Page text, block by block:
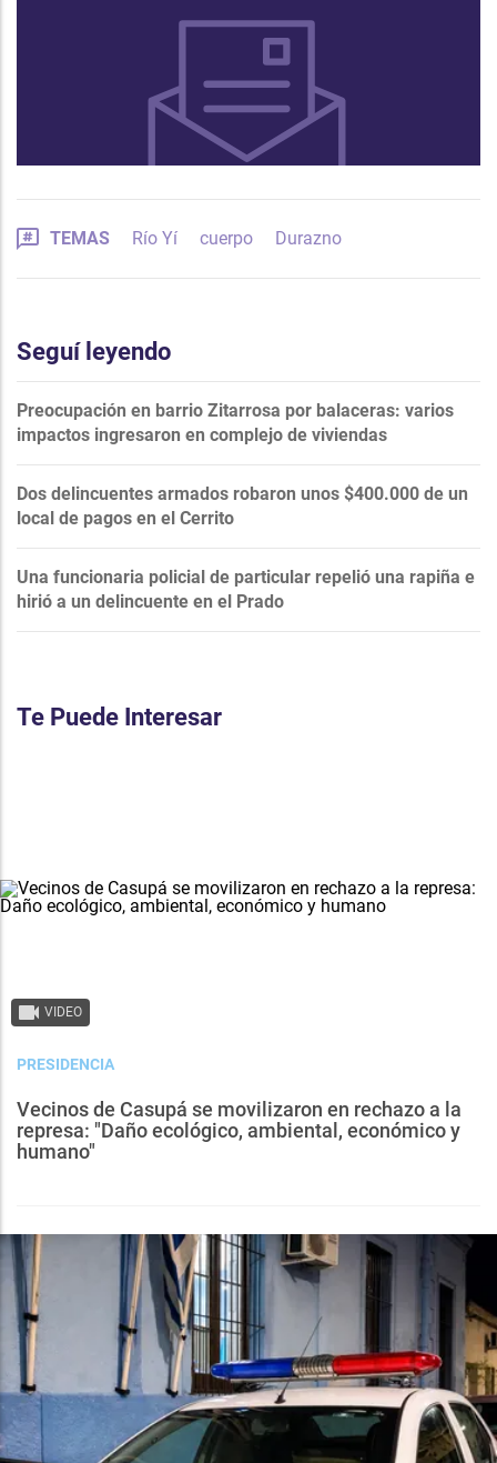
TEMAS Río Yí cuerpo Durazno
Seguí leyendo
Preocupación en barrio Zitarrosa por balaceras: varios
impactos ingresaron en complejo de viviendas
Dos delincuentes armados robaron unos $400.000 de un
local de pagos en el Cerrito
Una funcionaria policial de particular repelió una rapiña e
hirió a un delincuente en el Prado
Te Puede Interesar
VIDEO
PRESIDENCIA
Vecinos de Casupá se movilizaron en rechazo a la
represa: "Daño ecológico, ambiental, económico y
humano"